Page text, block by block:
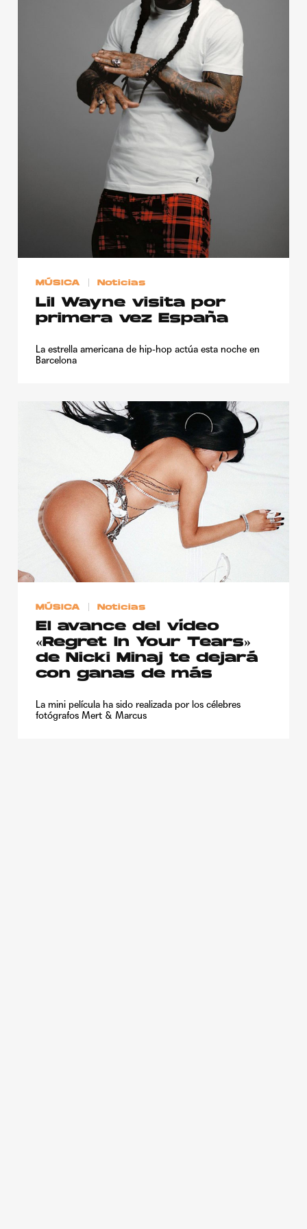
Publicidad
Contacto
Aviso Legal
© 2015-2022 UMOMAG. PROPIEDAD DE UMO agency. TODOS LOS
DERECHOS RESERVADOS.
MÚSICA Noticias
Lil Wayne visita por
primera vez España
La estrella americana de hip-hop actúa esta noche en
Barcelona
MÚSICA Noticias
El avance del vídeo
«Regret In Your Tears»
de Nicki Minaj te dejará
con ganas de más
La mini película ha sido realizada por los célebres
fotógrafos Mert & Marcus